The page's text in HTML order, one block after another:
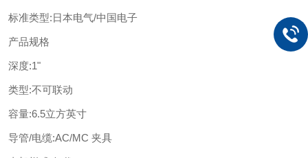
标准类型:日本电气/中国电子
产品规格
深度:1"
类型:不可联动
容量:6.5立方英寸
导管/电缆:AC/MC 夹具